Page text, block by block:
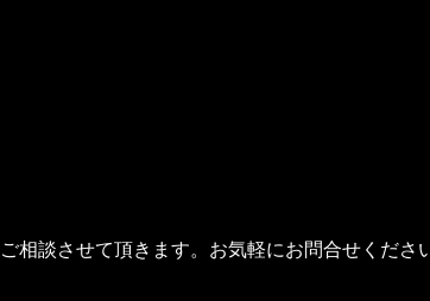
相談させて頂きます。お気軽にお問合せくださ